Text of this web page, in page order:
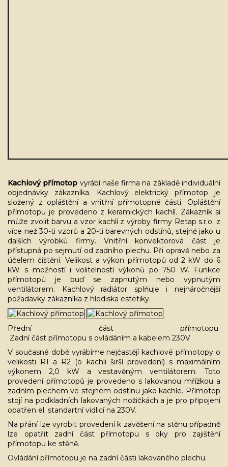
Kachlový přímotop vyrábí naše firma na základě individuální
objednávky zákazníka. Kachlový elektrický přímotop je
složený z opláštění a vnitřní přímotopné části. Opláštění
přímotopu je provedeno z keramických kachlí. Zákazník si
může zvolit barvu a vzor kachlí z výroby firmy Retap s.r.o. z
více než 30-ti vzorů a 20-ti barevných odstínů, stejně jako u
dalších výrobků firmy. Vnitřní konvektorová část je
přístupná po sejmutí od zadního plechu. Při opravě nebo za
účelem čištění. Velikost a výkon přímotopů od 2 kW do 6
kW s možností i volitelností výkonů po 750 W. Funkce
přímotopů je buď se zapnutým nebo vypnutým
ventilátorem. Kachlový radiátor splňuje i nejnáročnější
požadavky zákazníka z hlediska estetiky.
Přední část přímotopu
Zadní část přímotopu s ovládáním a kabelem 230V
V současné době vyrábíme nejčastějí kachlové přímotopy o
velikosti R1 a R2 (o kachli širší provedení) s maximálním
výkonem 2,0 kW a vestavěným ventilátorem. Toto
provedení přímotopů je provedeno s lakovanou mřížkou a
zadním plechem ve stejném odstínu jako kachle. Přímotop
stojí na podkladních lakovaných nožičkách a je pro připojení
opatřen el. standartní vidlicí na 230V.
Na přání lze vyrobit provedení k zavěšení na stěnu případně
lze opatřit zadní část přímotopu s oky pro zajištění
přímotopu ke stěně.
Ovládání přímotopu je na zadní části lakovaného plechu.